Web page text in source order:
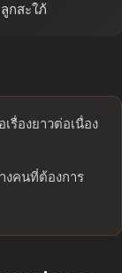
กสะใภ้
รื่องยาวต่อเนื่อง
งคนที่ต้องการ